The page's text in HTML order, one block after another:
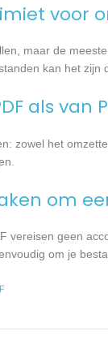
voor
maar de
kan het zijn
als van
zowel het
om
vereisen geen
om je